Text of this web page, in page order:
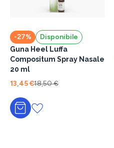
-27% Disponibile
Guna Heel Luffa
Compositum Spray Nasale
20 ml
13,45 €18,50 €
Aggiungi al carrello